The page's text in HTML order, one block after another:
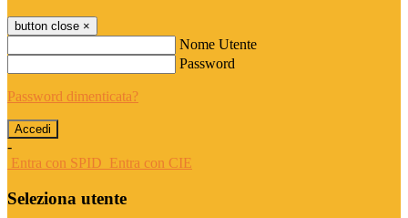
button close ×
Nome Utente
Password
Password dimenticata?
-
Entra con SPID Entra con CIE
Seleziona utente